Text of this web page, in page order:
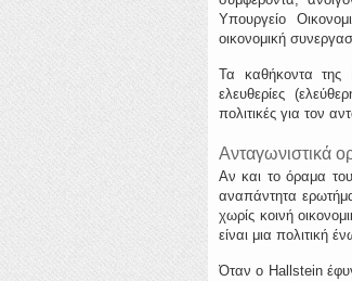
Υπουργείο
οικονομική
Τα καθήκοντα της
ελευθερίες
πολιτικές για τον
Ανταγωνιστικά
Αν και το όραμα
αναπάντητα
χωρίς κοινή
είναι μια πολιτική
Όταν ο Hallstein